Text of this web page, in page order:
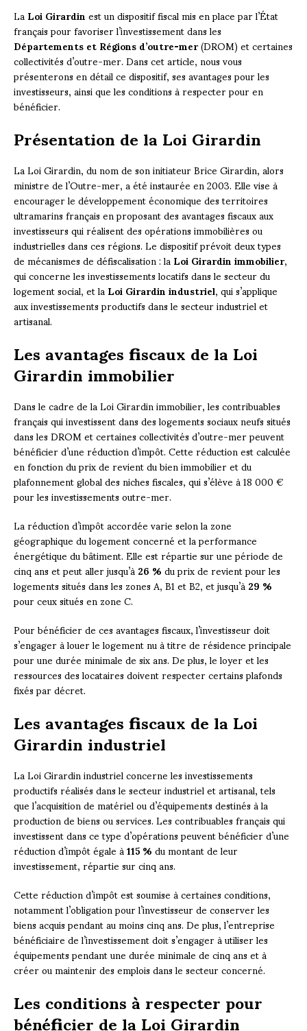
LaLoi Girardinest un dispositif fiscal mis en place par l’État
français pour favoriser l’investissement dans les
Départements et Régions d’outre-mer(DROM) et certaines
collectivités d’outre-mer. Dans cet article, nous vous
présenterons en détail ce dispositif, ses avantages pour les
investisseurs, ainsi que les conditions à respecter pour en
bénéficier.
Présentation de la Loi Girardin
La Loi Girardin, du nom de son initiateur Brice Girardin, alors
ministre de l’Outre-mer, a été instaurée en 2003. Elle vise à
encourager le développement économique des territoires
ultramarins français en proposant des avantages fiscaux aux
investisseurs qui réalisent des opérations immobilières ou
industrielles dans ces régions. Le dispositif prévoit deux types
de mécanismes de défiscalisation : laLoi Girardin immobilier,
qui concerne les investissements locatifs dans le secteur du
logement social, et laLoi Girardin industriel, qui s’applique
aux investissements productifs dans le secteur industriel et
artisanal.
Les avantages fiscaux de la Loi
Girardin immobilier
Dans le cadre de la Loi Girardin immobilier, les contribuables
français qui investissent dans des logements sociaux neufs situés
dans les DROM et certaines collectivités d’outre-mer peuvent
bénéficier d’une réduction d’impôt. Cette réduction est calculée
en fonction du prix de revient du bien immobilier et du
plafonnement global des niches fiscales, qui s’élève à 18 000 €
pour les investissements outre-mer.
La réduction d’impôt accordée varie selon la zone
géographique du logement concerné et la performance
énergétique du bâtiment. Elle est répartie sur une période de
cinq ans et peut aller jusqu’à26 %du prix de revient pour les
logements situés dans les zones A, B1 et B2, et jusqu’à29 %
pour ceux situés en zone C.
Pour bénéficier de ces avantages fiscaux, l’investisseur doit
s’engager à louer le logement nu à titre de résidence principale
pour une durée minimale de six ans. De plus, le loyer et les
ressources des locataires doivent respecter certains plafonds
fixés par décret.
Les avantages fiscaux de la Loi
Girardin industriel
La Loi Girardin industriel concerne les investissements
productifs réalisés dans le secteur industriel et artisanal, tels
que l’acquisition de matériel ou d’équipements destinés à la
production de biens ou services. Les contribuables français qui
investissent dans ce type d’opérations peuvent bénéficier d’une
réduction d’impôt égale à115 %du montant de leur
investissement, répartie sur cinq ans.
Cette réduction d’impôt est soumise à certaines conditions,
notamment l’obligation pour l’investisseur de conserver les
biens acquis pendant au moins cinq ans. De plus, l’entreprise
bénéficiaire de l’investissement doit s’engager à utiliser les
équipements pendant une durée minimale de cinq ans et à
créer ou maintenir des emplois dans le secteur concerné.
Les conditions à respecter pour